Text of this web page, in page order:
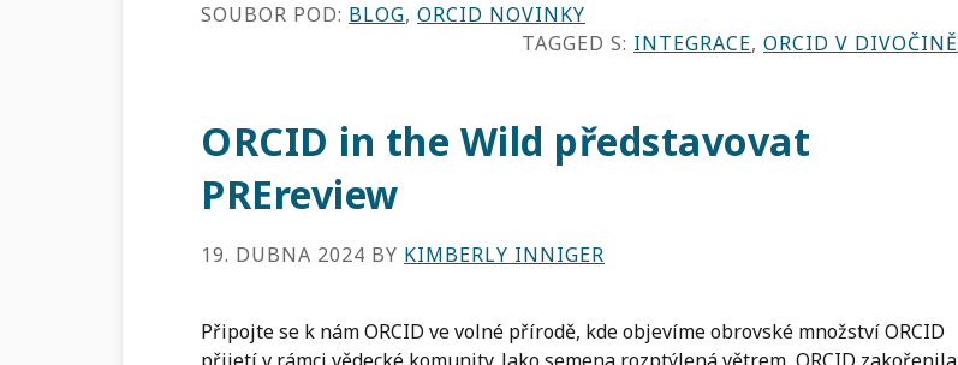
SOUBOR POD: BLOG, ORCID NOVINKY
TAGGED S: INTEGRACE, ORCID V DIVOČINĚ
ORCID in the Wild představovat
PREreview
19. DUBNA 2024 BY KIMBERLY INNIGER
Připojte se k nám ORCID ve volné přírodě, kde objevíme obrovské množství ORCID